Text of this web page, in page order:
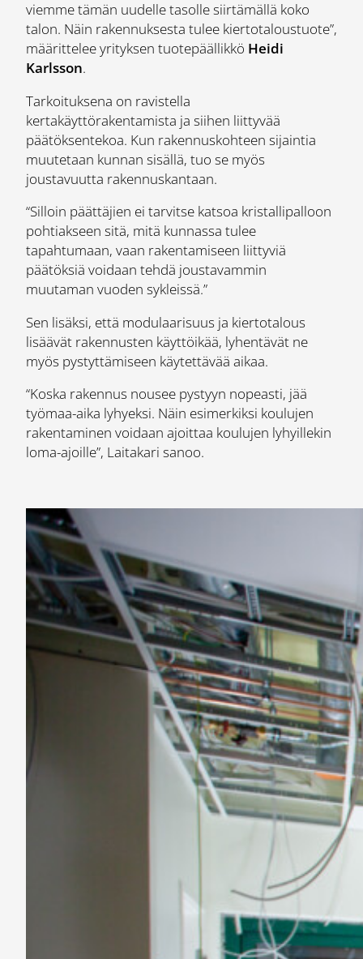
viemme tämän uudelle tasolle siirtämällä koko
talon. Näin rakennuksesta tulee kiertotaloustuote”,
määrittelee yrityksen tuotepäällikkö Heidi
Karlsson.
Tarkoituksena on ravistella
kertakäyttörakentamista ja siihen liittyvää
päätöksentekoa. Kun rakennuskohteen sijaintia
muutetaan kunnan sisällä, tuo se myös
joustavuutta rakennuskantaan.
“Silloin päättäjien ei tarvitse katsoa kristallipalloon
pohtiakseen sitä, mitä kunnassa tulee
tapahtumaan, vaan rakentamiseen liittyviä
päätöksiä voidaan tehdä joustavammin
muutaman vuoden sykleissä.”
Sen lisäksi, että modulaarisuus ja kiertotalous
lisäävät rakennusten käyttöikää, lyhentävät ne
myös pystyttämiseen käytettävää aikaa.
“Koska rakennus nousee pystyyn nopeasti, jää
työmaa-aika lyhyeksi. Näin esimerkiksi koulujen
rakentaminen voidaan ajoittaa koulujen lyhyillekin
loma-ajoille”, Laitakari sanoo.